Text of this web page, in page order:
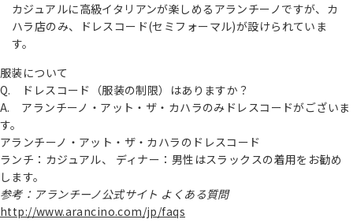
カジュアルに高級イタリアンが楽しめるアランチーノですが、カ
ハラ店のみ、ドレスコード(セミフォーマル)が設けられていま
す。
服装について
Q. ドレスコード（服装の制限）はありますか？
A. アランチーノ・アット・ザ・カハラのみドレスコードがございま
す。
アランチーノ・アット・ザ・カハラのドレスコード
ランチ：カジュアル、 ディナー：男性はスラックスの着用をお勧め
します。
参考：アランチーノ公式サイト よくある質問
http://www.arancino.com/jp/faqs